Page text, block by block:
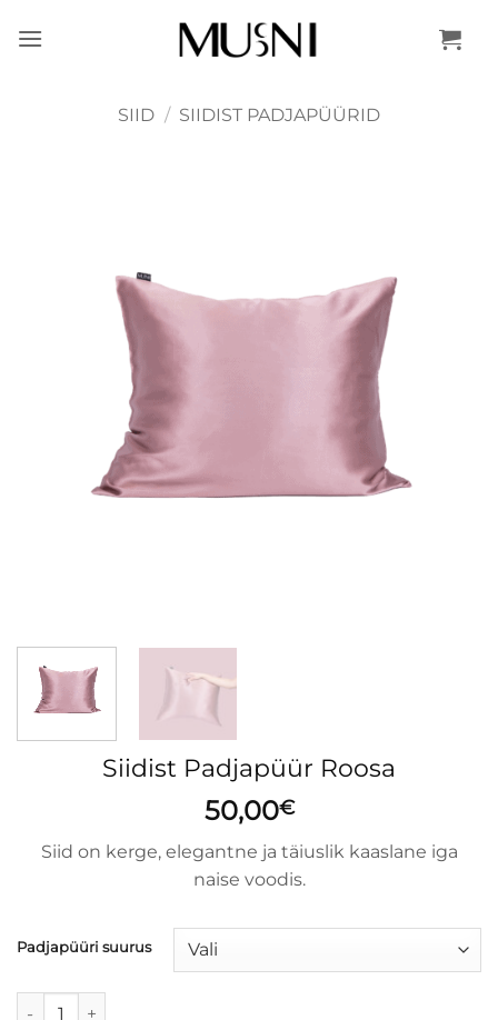
SIID / SIIDIST PADJAPÜÜRID
Siidist Padjapüür Roosa
50,00€
Siid on kerge, elegantne ja täiuslik kaaslane iga
naise voodis.
Padjapüüri suurus
Siidist Padjapüür Roosa kogus